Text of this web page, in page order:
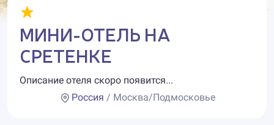
МИНИ-ОТЕЛЬ НА
СРЕТЕНКЕ
Описание отеля скоро появится...
Россия / Москва/Подмосковье